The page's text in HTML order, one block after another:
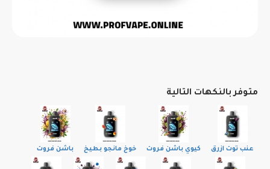
متوفر بالنكهات التالية
عنب توت ازرق كيوي باشن فروت خوخ مانجو بطيخ باشن فروت